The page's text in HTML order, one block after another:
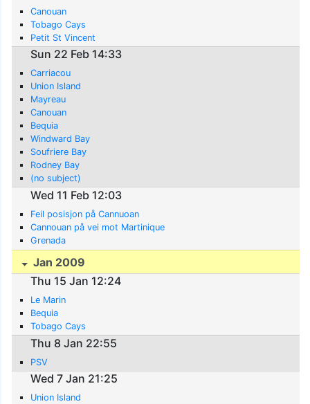
Canouan
Tobago Cays
Petit St Vincent
Sun 22 Feb 14:33
Carriacou
Union Island
Mayreau
Canouan
Bequia
Windward Bay
Soufriere Bay
Rodney Bay
(no subject)
Wed 11 Feb 12:03
Feil posisjon på Cannuoan
Cannouan på vei mot Martinique
Grenada
Jan 2009
Thu 15 Jan 12:24
Le Marin
Bequia
Tobago Cays
Thu 8 Jan 22:55
PSV
Wed 7 Jan 21:25
Union Island